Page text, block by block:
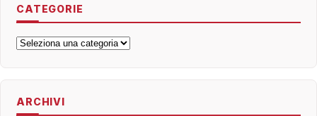
CATEGORIE
Categorie
ARCHIVI